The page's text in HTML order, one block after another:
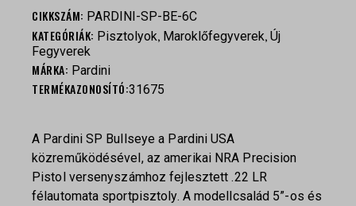
CIKKSZÁM: PARDINI-SP-BE-6C
KATEGÓRIÁK: Pisztolyok, Maroklőfegyverek, Új
Fegyverek
MÁRKA: Pardini
TERMÉKAZONOSÍTÓ:31675
A Pardini SP Bullseye a Pardini USA
közreműködésével, az amerikai NRA Precision
Pistol versenyszámhoz fejlesztett .22 LR
félautomata sportpisztoly. A modellcsalád 5”-os és